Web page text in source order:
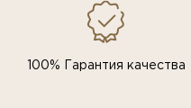
100% Гарантия качества